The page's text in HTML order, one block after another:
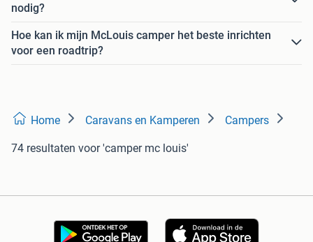
nodig?
Hoe kan ik mijn McLouis camper het beste inrichten
voor een roadtrip?
Home Caravans en Kamperen Campers
74 resultaten voor 'camper mc louis'